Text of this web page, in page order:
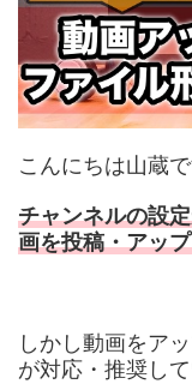
こんにちは山蔵で
チャンネルの設
画を投稿・アッ
しかし動画をア
が対応・推奨し